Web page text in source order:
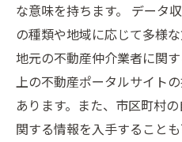
な意味を持ちます。 データ
の種類や地域に応じて多様
地元の不動産仲介業者に関
上の不動産ポータルサイト
あります。また、市区町村
関する情報を入手すること